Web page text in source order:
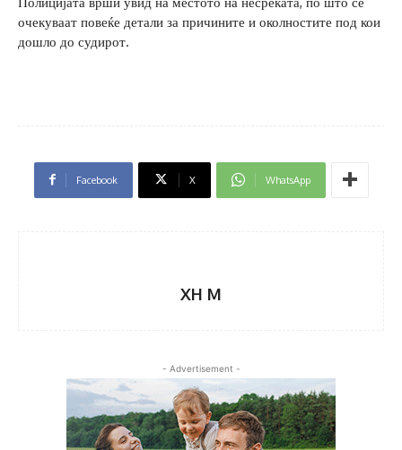
очекуваат повеќе детали за причините и околностите под кои
дошло до судирот.
Facebook X WhatsApp
XH M
- Advertisement -